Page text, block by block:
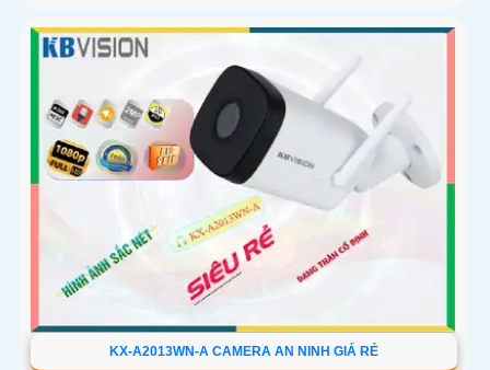
KX-A2013WN-A CAMERA AN NINH GIÁ RẺ